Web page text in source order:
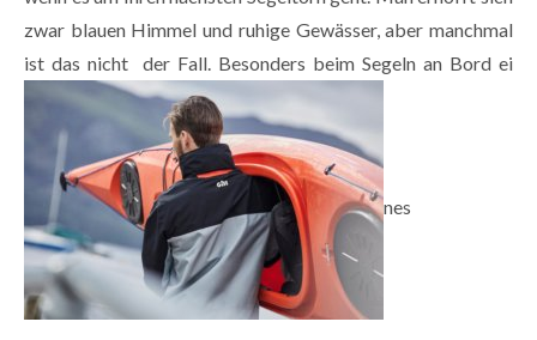
zwar blauen Himmel und ruhige Gewässer, aber manchmal
ist das nicht der Fall. Besonders beim Segeln an Bord ei
nes